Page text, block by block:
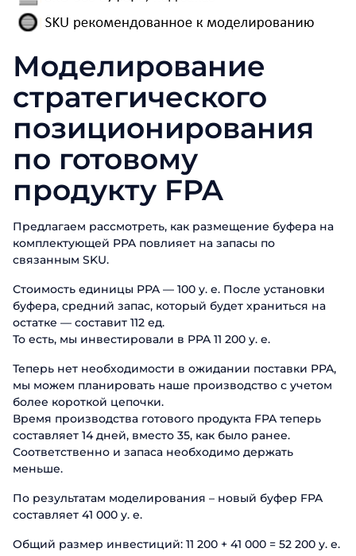
Моделирование
стратегического
позиционирования
по готовому
продукту FPA
Предлагаем рассмотреть, как размещение буфера на
комплектующей PPA повлияет на запасы по
связанным SKU.
Стоимость единицы PPA — 100 у. е. После установки
буфера, средний запас, который будет храниться на
остатке — составит 112 ед.
То есть, мы инвестировали в PPA 11 200 у. е.
Теперь нет необходимости в ожидании поставки PPA,
мы можем планировать наше производство с учетом
более короткой цепочки.
Время производства готового продукта FPA теперь
составляет 14 дней, вместо 35, как было ранее.
Соответственно и запаса необходимо держать
меньше.
По результатам моделирования – новый буфер FPA
составляет 41 000 у. е.
Общий размер инвестиций: 11 200 + 41 000 = 52 200 у. е.
Фамилия
Телефон
Должность
Название компании
Мы ценим, что вы заинтересовались
сотрудников свяжется с вами в
Заказать
Имя
Мы ценим, что вы заинтересовались
Мы ценим, что вы заинтересовались